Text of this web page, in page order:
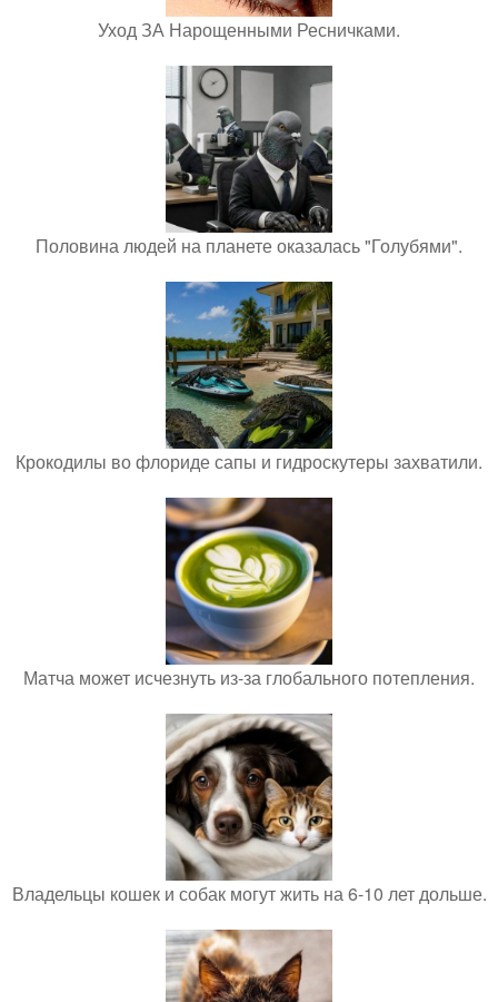
Уход ЗА Нарощенными Ресничками.
Половина людей на планете оказалась "Голубями".
Крокодилы во флориде сапы и гидроскутеры захватили.
Матча может исчезнуть из-за глобального потепления.
Владельцы кошек и собак могут жить на 6-10 лет дольше.